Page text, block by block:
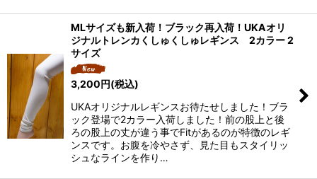
MLサイズも新入荷！ブラック再入荷！UKAオリ
ジナルトレンカくしゅくしゅレギンス 2カラー 2
サイズ
3,200円(税込)
UKAオリジナルレギンスお待たせしました！ブラ
ック登場で2カラー入荷しました！前の股上と後
ろの股上の丈が違う事でFitがあるのが特徴のレギ
ンスです。お腹を冷やさず、見た目もスタイリッ
シュなラインを作り…